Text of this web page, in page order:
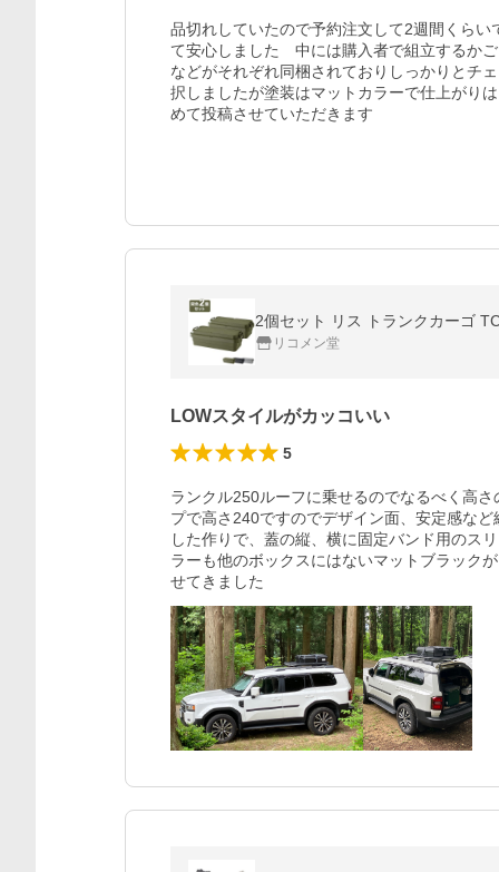
品切れしていたので予約注文して2週間くら
て安心しました　中には購入者で組立するか
などがそれぞれ同梱されておりしっかりとチ
択しましたが塗装はマットカラーで仕上がり
めて投稿させていただきます
リコメン堂
LOWスタイルがカッコいい
5
ランクル250ルーフに乗せるのでなるべく高
プで高さ240ですのでデザイン面、安定感な
した作りで、蓋の縦、横に固定バンド用のス
ラーも他のボックスにはないマットブラック
せてきました